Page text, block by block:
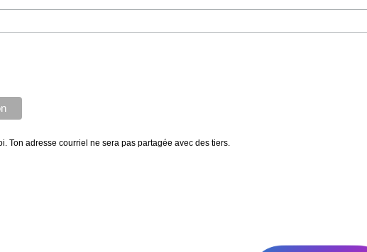
Ton adresse courriel ne sera pas partagée avec des tiers.